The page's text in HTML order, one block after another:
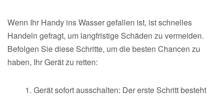
Wenn Ihr Handy ins Wasser gefallen ist, ist schnelles
Handeln gefragt, um langfristige Schäden zu vermeiden.
Befolgen Sie diese Schritte, um die besten Chancen zu
haben, Ihr Gerät zu retten:
Gerät sofort ausschalten: Der erste Schritt besteht